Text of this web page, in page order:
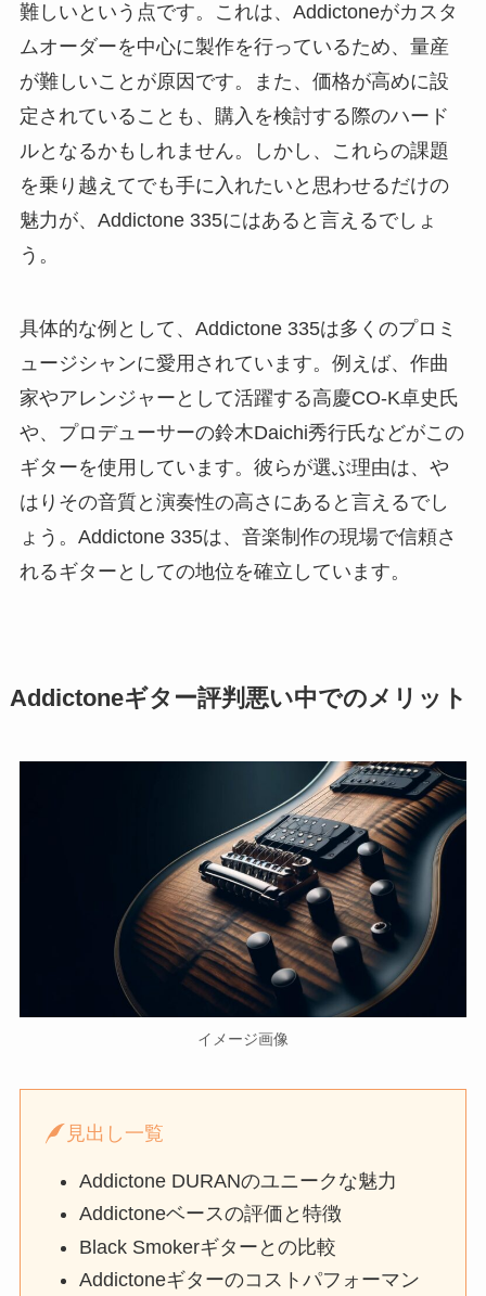
難しいという点です。これは、Addictoneがカスタ
ムオーダーを中心に製作を行っているため、量産
が難しいことが原因です。また、価格が高めに設
定されていることも、購入を検討する際のハード
ルとなるかもしれません。しかし、これらの課題
を乗り越えてでも手に入れたいと思わせるだけの
魅力が、Addictone 335にはあると言えるでしょ
う。
具体的な例として、Addictone 335は多くのプロミ
ュージシャンに愛用されています。例えば、作曲
家やアレンジャーとして活躍する高慶CO-K卓史氏
や、プロデューサーの鈴木Daichi秀行氏などがこの
ギターを使用しています。彼らが選ぶ理由は、や
はりその音質と演奏性の高さにあると言えるでし
ょう。Addictone 335は、音楽制作の現場で信頼さ
れるギターとしての地位を確立しています。
Addictoneギター評判悪い中でのメリット
イメージ画像
見出し一覧
Addictone DURANのユニークな魅力
Addictoneベースの評価と特徴
Black Smokerギターとの比較
Addictoneギターのコストパフォーマン